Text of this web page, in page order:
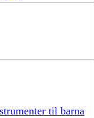
til barna